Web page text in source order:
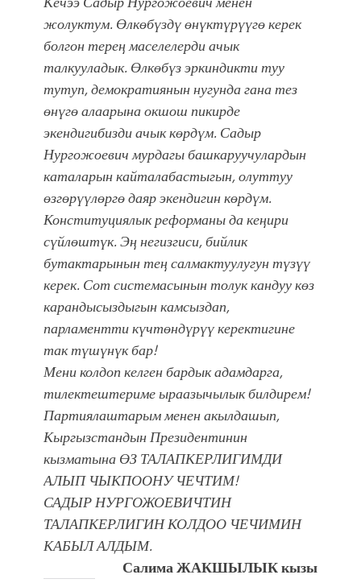
жолуктум. Өлкөбүздү өнүктүрүүгө керек
болгон терең маселелерди ачык
талкууладык. Өлкөбүз эркиндикти туу
тутуп, демократиянын нугунда гана тез
өнүгө алаарына окшош пикирде
экендигибизди ачык көрдүм. Садыр
Нургожоевич мурдагы башкаруучулардын
каталарын кайталабастыгын, олуттуу
өзгөрүүлөргө даяр экендигин көрдүм.
Конституциялык реформаны да кеңири
сүйлөштүк. Эң негизгиси, бийлик
бутактарынын тең салмактуулугун түзүү
керек. Сот системасынын толук кандуу көз
карандысыздыгын камсыздап,
парламентти күчтөндүрүү керектигине
так түшүнүк бар!
Мени колдоп келген бардык адамдарга,
тилектештериме ыраазычылык билдирем!
Партиялаштарым менен акылдашып,
Кыргызстандын Президентинин
кызматына ӨЗ ТАЛАПКЕРЛИГИМДИ
АЛЫП ЧЫКПООНУ ЧЕЧТИМ!
САДЫР НУРГОЖОЕВИЧТИН
ТАЛАПКЕРЛИГИН КОЛДОО ЧЕЧИМИН
КАБЫЛ АЛДЫМ.
Салима ЖАКШЫЛЫК кызы